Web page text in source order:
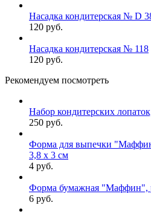
Насадка кондитерская № D
120 руб.
Насадка кондитерская № 118
120 руб.
Рекомендуем посмотреть
Набор кондитерских
250 руб.
Форма для выпечки
3,8 х 3 см
4 руб.
Форма бумажная "Маффин",
6 руб.